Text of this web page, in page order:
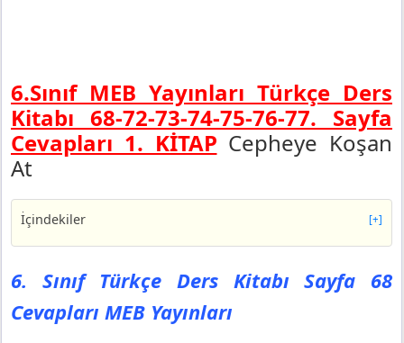
6.Sınıf MEB Yayınları Türkçe Ders
Kitabı 68-72-73-74-75-76-77. Sayfa
Cevapları 1. KİTAP Cepheye Koşan
At
İçindekiler [+]
6. Sınıf Türkçe Ders Kitabı Sayfa 68 Cevapları MEB
Yayınları
Haydi, Başlayalım!
6. Sınıf Türkçe Ders Kitabı Sayfa 72 Cevapları MEB
6. Sınıf Türkçe Ders Kitabı Sayfa 68
Cevapları MEB Yayınları